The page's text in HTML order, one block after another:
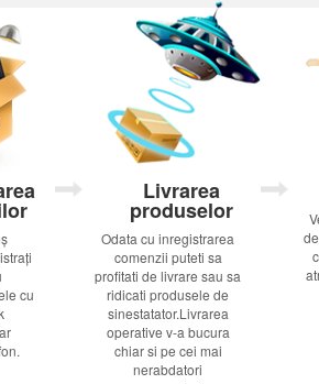
cu
Livrarea
produselor
Odata cu inregistrarea
comenzii puteti sa
profitati de livrare sau sa
ridicati produsele de
sinestatator.Livrarea
operative v-a bucura
chiar si pe cei mai
nerabdatori